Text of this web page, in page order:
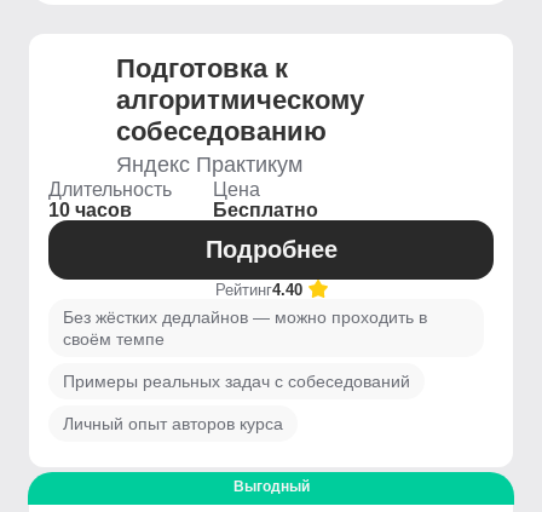
Подготовка к
алгоритмическому
собеседованию
Яндекс Практикум
Длительность
10 часов
Цена
Бесплатно
Подробнее
Рейтинг4.40
Без жёстких дедлайнов — можно проходить в
своём темпе
Примеры реальных задач с собеседований
Личный опыт авторов курса
Выгодный